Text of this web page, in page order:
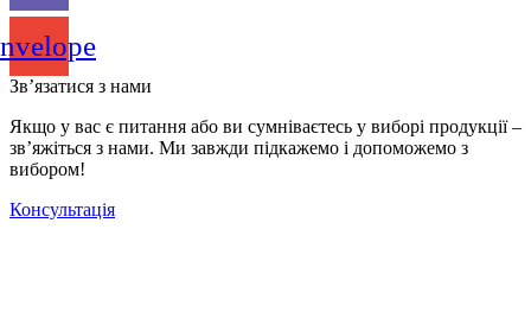
Зв’язатися з нами
Якщо у вас є питання або ви сумніваєтесь у виборі продукції –
зв’яжіться з нами. Ми завжди підкажемо і допоможемо з
вибором!
Консультація